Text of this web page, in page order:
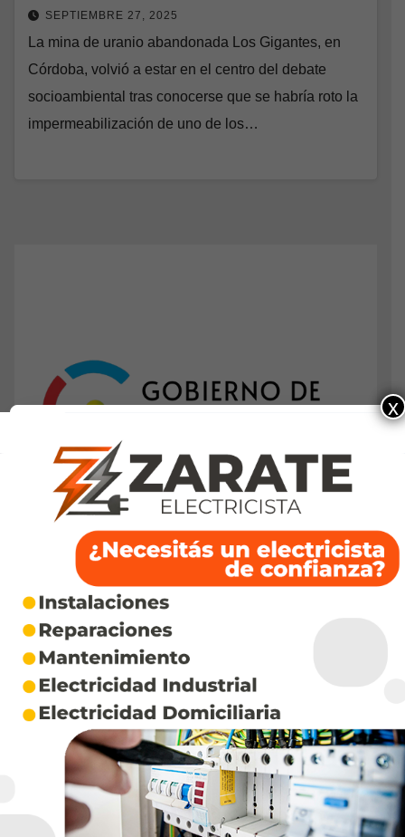
SEPTIEMBRE 27, 2025
La mina de uranio abandonada Los Gigantes, en
Córdoba, volvió a estar en el centro del debate
socioambiental tras conocerse que se habría roto la
impermeabilización de uno de los…
x